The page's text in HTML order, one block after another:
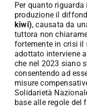
Per quanto
produzione il
kiwi), causata da
tuttora non
fortemente in crisi il
adottato interviene
che nel 2023 siano
consentendo ad
misure
Solidarietà
base alle regole del